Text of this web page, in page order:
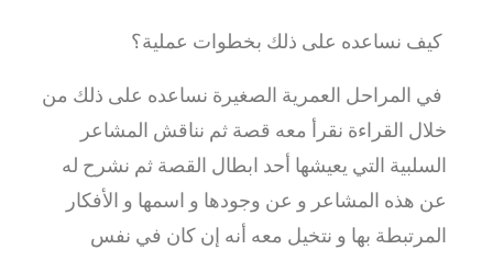
كيف نساعده على ذلك بخطوات عملية؟
في المراحل العمرية الصغيرة نساعده على ذلك من
خلال القراءة نقرأ معه قصة ثم نناقش المشاعر
السلبية التي يعيشها أحد ابطال القصة ثم نشرح له
عن هذه المشاعر و عن وجودها و اسمها و الأفكار
المرتبطة بها و نتخيل معه أنه إن كان في نفس